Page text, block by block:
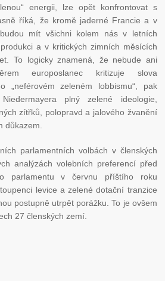
energii, lze opět konfrontovat s
říká, že kromě jaderné Francie a v
mít všichni kolem nás v letních
a v kritických zimních měsících
To logicky znamená, že nebude ani
europoslanec kritizuje slova
„neférovém zeleném lobbismu“, pak
plný zelené ideologie,
zítřků, polopravd a jalového žvanění
důkazem.
parlamentních volbách v členských
analýzách volebních preferencí před
parlamentu v červnu příštího roku
levice a zelené dotační tranzice
postupně utrpět porážku. To je ovšem
27 členských zemí.